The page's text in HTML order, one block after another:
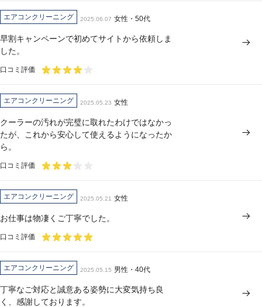
エアコンクリーニング 2025.06.07 女性・50代
早割キャンペーンで初めてサイトから依頼しま
した。
口コミ評価
エアコンクリーニング 2025.05.23 女性
クーラーの汚れが完璧に取れたわけではなかっ
たが、これから安心して使えるようになったか
ら。
口コミ評価
エアコンクリーニング 2025.05.21 女性
お仕事は物凄くご丁寧でした。
口コミ評価
エアコンクリーニング 2025.05.15 男性・40代
丁寧なご対応と誠意ある姿勢に大変気持ち良
く、感謝しております。